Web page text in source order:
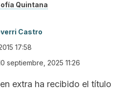
Quintana
Castro
17:58
septiembre, 2025 11:26
extra ha recibido el título